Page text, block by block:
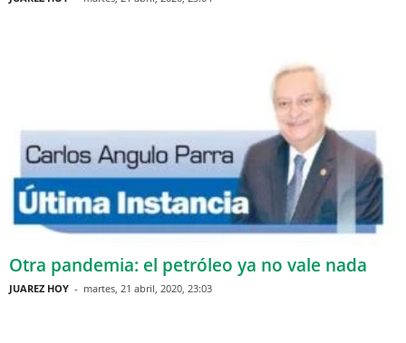
Otra pandemia: el petróleo ya no vale nada
JUAREZ HOY - martes, 21 abril, 2020, 23:03